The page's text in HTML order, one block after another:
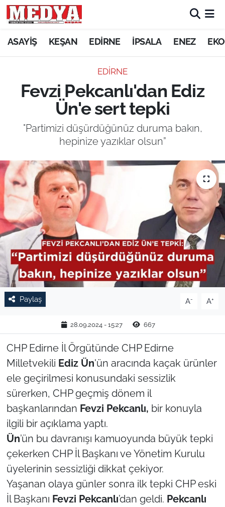
ASAYİŞ KEŞAN EDİRNE İPSALA ENEZ
EDİRNE
Fevzi Pekcanlı'dan Ediz
Ün'e sert tepki
"Partimizi düşürdüğünüz duruma bakın,
hepinize yazıklar olsun”
Paylaş A- A+
28.09.2024 - 15:27 667
CHP Edirne İl Örgütünde CHP Edirne
Milletvekili Ediz Ün'ün aracında kaçak ürünler
ele geçirilmesi konusundaki sessizlik
sürerken, CHP geçmiş dönem il
başkanlarından Fevzi Pekcanlı, bir konuyla
ilgili bir açıklama yaptı.
Ün’ün bu davranışı kamuoyunda büyük tepki
çekerken CHP İl Başkanı ve Yönetim Kurulu
üyelerinin sessizliği dikkat çekiyor.
Yaşanan olaya günler sonra ilk tepki CHP eski
İl Başkanı Fevzi Pekcanlı’dan geldi. Pekcanlı
KEŞAN
ASAYİŞ
SİYASET
GÜNDEM
EKONOMİ
SAĞLIK
EĞİTİM
TARIM VE HAYVANCILIK
KÜLTÜR SANAT
RESMİ İLAN
YAŞAM
EDİRNE
TEKİRDAĞ
KIRKLARELİ
ÇANAKKALE
TÜRKİYE
Bölge